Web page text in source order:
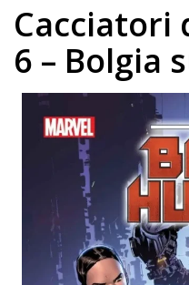
Cacciatori
6 – Bolgia